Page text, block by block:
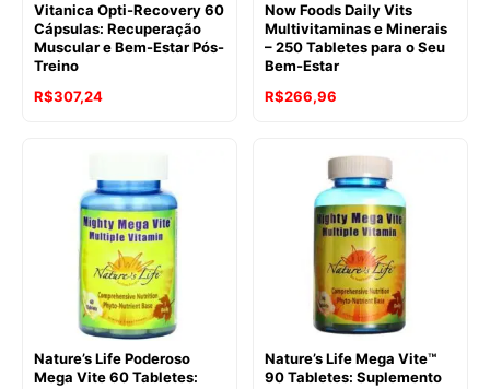
Vitanica Opti-Recovery 60
Cápsulas: Recuperação
Muscular e Bem-Estar Pós-
Treino
R$307,24
Now Foods Daily Vits
Multivitaminas e Minerais
– 250 Tabletes para o Seu
Bem-Estar
R$266,96
Nature’s Life Poderoso
Mega Vite 60 Tabletes:
Nature’s Life Mega Vite™
90 Tabletes: Suplemento